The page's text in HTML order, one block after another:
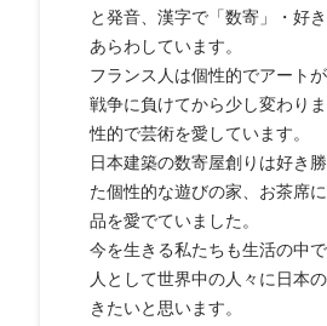
と発音、漢字で「数寄」・好
あらわしています。
フランス人は個性的でアート
戦争に負けてから少し変わり
性的で芸術を愛しています。
日本建築の数寄屋創りは好き
た個性的な遊びの家、お茶席
品を愛でていました。
今を生きる私たちも生活の中
人として世界中の人々に日本
きたいと思います。